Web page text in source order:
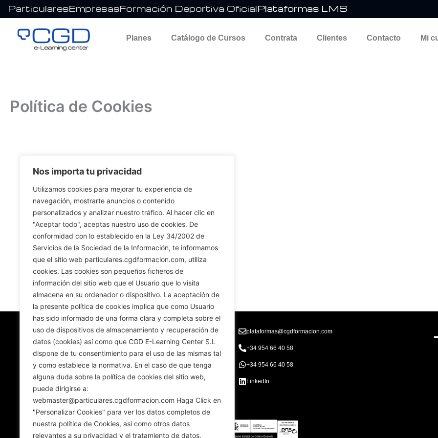
Nos importa tu privacidad
Utilizamos cookies para mejorar tu experiencia de
navegación, mostrarte anuncios o contenido
personalizados y analizar nuestro tráfico. Al hacer clic en
"Aceptar todo", aceptas nuestro uso de cookies. De
conformidad con lo establecido en la Ley 34/2002 de
Servicios de la Sociedad de la Información, te informamos
que el sitio web particulares.cgdformacion.com, utiliza
cookies. Las cookies son pequeños ficheros de
información del sitio web que el Usuario que lo visita
almacena en su ordenador o dispositivo. La aceptación de
la presente política de cookies implica que como Usuario
has sido informado de una forma clara y completa sobre el
uso de dispositivos de almacenamiento y recuperación de
datos (cookies) así como que CGD E-Learning Center S.L
dispone de tu consentimiento para el uso de las mismas tal
y como establece la normativa. En el caso de que tenga
alguna duda sobre la política de cookies del sitio web,
puede dirigirse a:
webmaster@particulares.cgdformacion.com Haga Click en
"Personalizar Cookies" para ver los datos completos de
nuestra política de Cookies, así como otros datos
relevantes a su privacidad y el tratamiento de datos.
al
contenido
ParticularesEmpresasFormación Deportiva OficialPlataformas LMS
Planes Catálogo de Cursos Contrata Clientes Contacto Mi
Política de Cookies
plataformas@cgdformacion.com
+34 954 66 40 58
+34 954 66 40 58
LinkedIn